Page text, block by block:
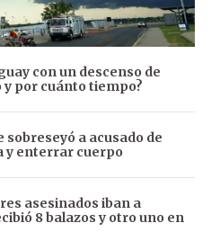
con un descenso de
y por cuánto tiempo?
sobreseyó a acusado de
y enterrar cuerpo
asesinados iban a
8 balazos y otro uno en